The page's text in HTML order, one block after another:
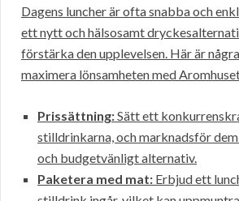
Dagens luncher är ofta snabba och
ett nytt och hälsosamt
förstärka den upplevelsen. Här är
maximera lönsamheten med
Prissättning:Sätt ett
stilldrinkarna, och marknadsför
och budgetvänligt alternativ.
Paketera med mat: Erbjud ett